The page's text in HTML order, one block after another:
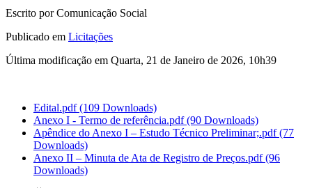
Escrito por Comunicação Social
Publicado em Licitações
Última modificação em Quarta, 21 de Janeiro de 2026, 10h39
Edital.pdf(109 Downloads)
Anexo I - Termo de referência.pdf(90 Downloads)
Apêndice do Anexo I – Estudo Técnico Preliminar;.pdf(77
Downloads)
Anexo II – Minuta de Ata de Registro de Preços.pdf(96
Downloads)